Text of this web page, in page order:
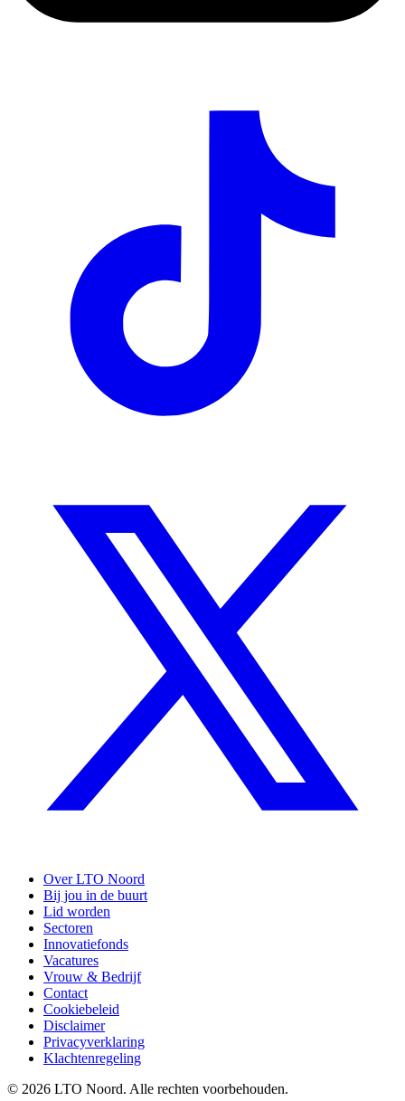
Over LTO Noord
Bij jou in de buurt
Lid worden
Sectoren
Innovatiefonds
Vacatures
Vrouw & Bedrijf
Contact
Cookiebeleid
Disclaimer
Privacyverklaring
Klachtenregeling
© 2026 LTO Noord. Alle rechten voorbehouden.